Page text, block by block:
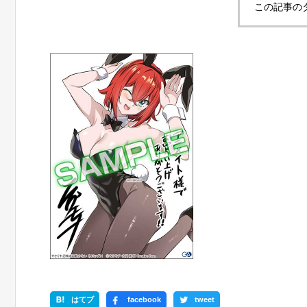
この記事の
はてブ facebook tweet